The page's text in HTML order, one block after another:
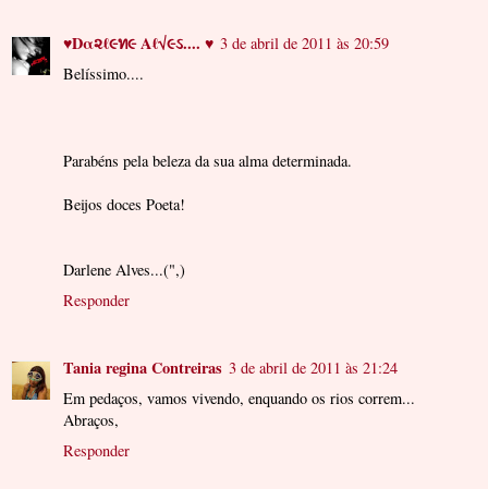
♥Dα૨ℓ૯ท૯ Aℓ√૯ઽ.... ♥ 3 de abril de 2011 às 20:59
Belíssimo....
Parabéns pela beleza da sua alma determinada.
Beijos doces Poeta!
Darlene Alves...(",)
Responder
Tania regina Contreiras 3 de abril de 2011 às 21:24
Em pedaços, vamos vivendo, enquando os rios correm...
Abraços,
Responder